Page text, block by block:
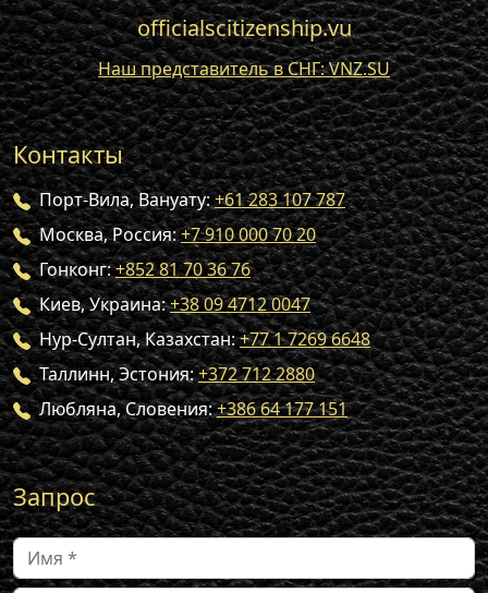
officialscitizenship.vu
Наш представитель в СНГ: VNZ.SU
Контакты
Порт-Вила, Вануату:+61 283 107 787
Москва, Россия:+7 910 000 70 20
Гонконг:+852 81 70 36 76
Киев, Украина:+38 09 4712 0047
Нур-Султан, Казахстан:+77 1 7269 6648
Таллинн, Эстония:+372 712 2880
Любляна, Словения:+386 64 177 151
Запрос